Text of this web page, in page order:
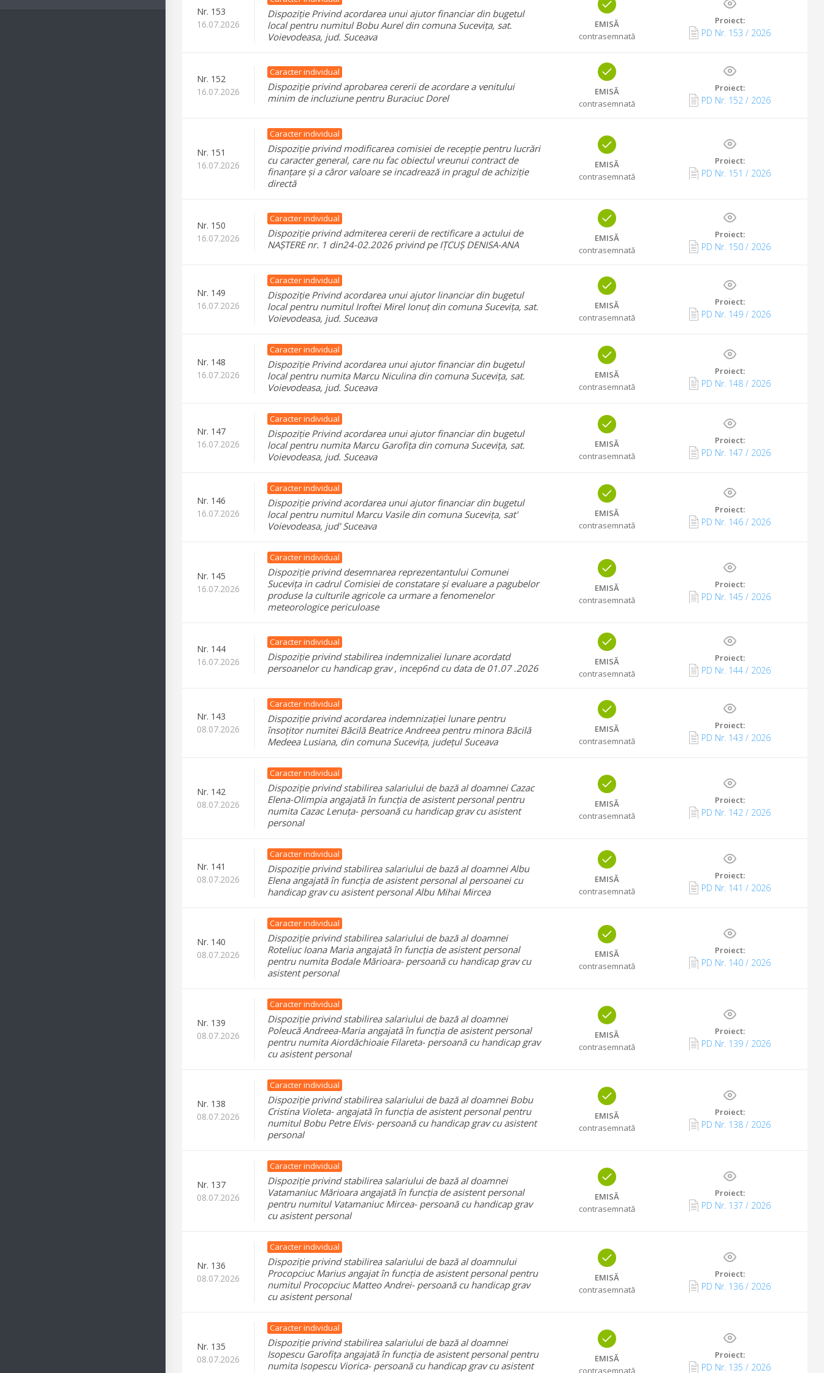
Nr. 153
16.07.2026
Dispoziție Privind acordarea unui ajutor financiar din bugetul
local pentru numitul Bobu Aurel din comuna Sucevița, sat.
Voievodeasa, jud. Suceava
EMISĂ
contrasemnată
Proiect:
PD Nr. 153 / 2026
Nr. 152
16.07.2026
Caracter individual
Dispoziție privind aprobarea cererii de acordare a venitului
minim de incluziune pentru Buraciuc Dorel
EMISĂ
contrasemnată
Proiect:
PD Nr. 152 / 2026
Nr. 151
16.07.2026
Caracter individual
Dispoziție privind modificarea comisiei de recepție pentru lucrări
cu caracter general, care nu fac obiectul vreunui contract de
finanțare și a căror valoare se incadrează in pragul de achiziție
directă
EMISĂ
contrasemnată
Proiect:
PD Nr. 151 / 2026
Nr. 150
16.07.2026
Caracter individual
Dispoziție privind admiterea cererii de rectificare a actului de
NAȘTERE nr. 1 din24-02.2026 privind pe IȚCUȘ DENISA-ANA
EMISĂ
contrasemnată
Proiect:
PD Nr. 150/ 2026
Nr. 149
16.07.2026
Caracter individual
Dispoziție Privind acordarea unui ajutor linanciar din bugetul
local pentru numitul Iroftei Mirel Ionuț din comuna Sucevița, sat.
Voievodeasa, jud. Suceava
EMISĂ
contrasemnată
Proiect:
PD Nr. 149/ 2026
Nr. 148
16.07.2026
Caracter individual
Dispoziție Privind acordarea unui ajutor financiar din bugetul
local pentru numita Marcu Niculina din comuna Sucevița, sat.
Voievodeasa, jud. Suceava
EMISĂ
contrasemnată
Proiect:
PD Nr. 148/ 2026
Nr. 147
16.07.2026
Caracter individual
Dispoziție Privind acordarea unui ajutor financiar din bugetul
local pentru numita Marcu Garofița din comuna Sucevița, sat.
Voievodeasa, jud. Suceava
EMISĂ
contrasemnată
Proiect:
PD Nr. 147 / 2026
Nr. 146
16.07.2026
Caracter individual
Dispoziție privind acordarea unui ajutor financiar din bugetul
local pentru numitul Marcu Vasile din comuna Sucevița, sat'
Voievodeasa, jud' Suceava
EMISĂ
contrasemnată
Proiect:
PD Nr. 146/ 2026
Nr. 145
16.07.2026
Caracter individual
Dispoziție privind desemnarea reprezentantului Comunei
Sucevița in cadrul Comisiei de constatare și evaluare a pagubelor
produse la culturile agricole ca urmare a fenomenelor
meteorologice periculoase
EMISĂ
contrasemnată
Proiect:
PD Nr. 145 / 2026
Nr. 144
16.07.2026
Caracter individual
Dispoziție privind stabilirea indemnizaliei lunare acordatd
persoanelor cu handicap grav , incep6nd cu data de 01.07 .2026
EMISĂ
contrasemnată
Proiect:
PD Nr. 144/ 2026
Nr. 143
08.07.2026
Caracter individual
Dispoziție privind acordarea indemnizației lunare pentru
însoțitor numitei Băcilă Beatrice Andreea pentru minora Băcilă
Medeea Lusiana, din comuna Sucevița, județul Suceava
EMISĂ
contrasemnată
Proiect:
PD Nr. 143 / 2026
Nr. 142
08.07.2026
Caracter individual
Dispoziție privind stabilirea salariului de bază al doamnei Cazac
Elena-Olimpia angajată în funcția de asistent personal pentru
numita Cazac Lenuța- persoană cu handicap grav cu asistent
personal
EMISĂ
contrasemnată
Proiect:
PD Nr. 142/ 2026
Nr. 141
08.07.2026
Caracter individual
Dispoziție privind stabilirea salariului de bază al doamnei Albu
Elena angajată în funcția de asistent personal al persoanei cu
handicap grav cu asistent personal Albu Mihai Mircea
EMISĂ
contrasemnată
Proiect:
PD Nr. 141 / 2026
Nr. 140
08.07.2026
Caracter individual
Dispoziție privind stabilirea salariului de bază al doamnei
Roteliuc Ioana Maria angajată în funcția de asistent personal
pentru numita Bodale Mărioara- persoană cu handicap grav cu
asistent personal
EMISĂ
contrasemnată
Proiect:
PD Nr. 140/ 2026
Nr. 139
08.07.2026
Caracter individual
Dispoziție privind stabilirea salariului de bază al doamnei
Poleucă Andreea-Maria angajată în funcția de asistent personal
pentru numita Aiordăchioaie Filareta- persoană cu handicap grav
cu asistent personal
EMISĂ
contrasemnată
Proiect:
PD Nr. 139/ 2026
Nr. 138
08.07.2026
Caracter individual
Dispoziție privind stabilirea salariului de bază al doamnei Bobu
Cristina Violeta- angajată în funcția de asistent personal pentru
numitul Bobu Petre Elvis- persoană cu handicap grav cu asistent
personal
EMISĂ
contrasemnată
Proiect:
PD Nr. 138/ 2026
Nr. 137
08.07.2026
Caracter individual
Dispoziție privind stabilirea salariului de bază al doamnei
Vatamaniuc Mărioara angajată în funcția de asistent personal
pentru numitul Vatamaniuc Mircea- persoană cu handicap grav
cu asistent personal
EMISĂ
contrasemnată
Proiect:
PD Nr. 137 / 2026
Nr. 136
08.07.2026
Caracter individual
Dispoziție privind stabilirea salariului de bază al doamnului
Procopciuc Marius angajat în funcția de asistent personal pentru
numitul Procopciuc Matteo Andrei- persoană cu handicap grav
cu asistent personal
EMISĂ
contrasemnată
Proiect:
PD Nr. 136/ 2026
Nr. 135
08.07.2026
Caracter individual
Dispoziție privind stabilirea salariului de bază al doamnei
Isopescu Garofița angajată în funcția de asistent personal pentru
numita Isopescu Viorica- persoană cu handicap grav cu asistent
EMISĂ
contrasemnată
Proiect:
PD Nr. 135 / 2026